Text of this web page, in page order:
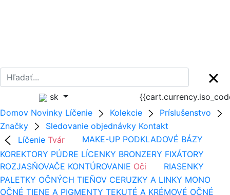
sk
Domov Novinky Líčenie Kolekcie
Príslušenstvo
Značky
Sledovanie objednávky Kontakt
Líčenie Tvár MAKE-UP PODKLADOVÉ BÁZY
KOREKTORY PÚDRE LÍCENKY BRONZERY FIXÁTORY
ROZJASŇOVAČE KONTÚROVANIE Oči
RIASENKY
PALETKY OČNÝCH TIEŇOV CERUZKY A LINKY MONO
OČNÉ TIENE A PIGMENTY TEKUTÉ A KRÉMOVÉ OČNÉ